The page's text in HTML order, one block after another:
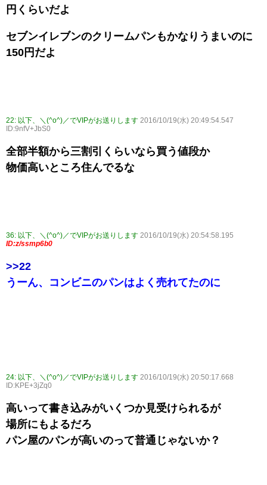
円くらいだよ
セブンイレブンのクリームパンもかなりうまいのに
150円だよ
22: 以下、＼(^o^)／でVIPがお送りします 2016/10/19(水) 20:49:54.547
ID:9nfV+JbS0
全部半額から三割引くらいなら買う値段か
物価高いところ住んでるな
36: 以下、＼(^o^)／でVIPがお送りします 2016/10/19(水) 20:54:58.195
ID:z/ssmp6b0
>>22
うーん、コンビニのパンはよく売れてたのに
24: 以下、＼(^o^)／でVIPがお送りします 2016/10/19(水) 20:50:17.668
ID:KPE+3jZq0
高いって書き込みがいくつか見受けられるが
場所にもよるだろ
パン屋のパンが高いのって普通じゃないか？